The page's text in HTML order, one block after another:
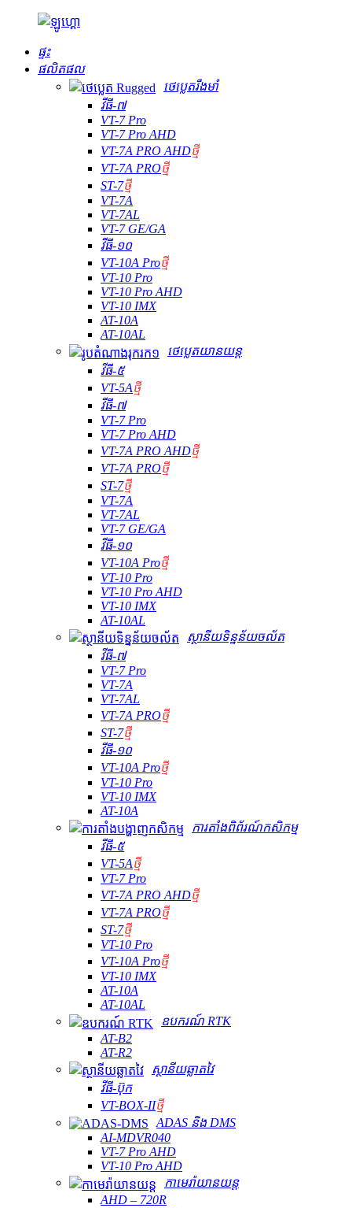
ផ្ទះ
ផលិតផល
ថេប្លេតរឹងមាំ
វីធី-៧
VT-7 Pro
VT-7 Pro AHD
VT-7A PRO AHDថ្មី
VT-7A PROថ្មី
ST-7ថ្មី
VT-7A
VT-7AL
VT-7 GE/GA
វីធី-១០
VT-10A Proថ្មី
VT-10 Pro
VT-10 Pro AHD
VT-10 IMX
AT-10A
AT-10AL
ថេប្លេតយានយន្ត
វីធី-៥
VT-5Aថ្មី
វីធី-៧
VT-7 Pro
VT-7 Pro AHD
VT-7A PRO AHDថ្មី
VT-7A PROថ្មី
ST-7ថ្មី
VT-7A
VT-7AL
VT-7 GE/GA
វីធី-១០
VT-10A Proថ្មី
VT-10 Pro
VT-10 Pro AHD
VT-10 IMX
AT-10AL
ស្ថានីយទិន្នន័យចល័ត
វីធី-៧
VT-7 Pro
VT-7A
VT-7AL
VT-7A PROថ្មី
ST-7ថ្មី
វីធី-១០
VT-10A Proថ្មី
VT-10 Pro
VT-10 IMX
AT-10A
ការតាំងពិព័រណ៍កសិកម្ម
វីធី-៥
VT-5Aថ្មី
VT-7 Pro
VT-7A PRO AHDថ្មី
VT-7A PROថ្មី
ST-7ថ្មី
VT-10 Pro
VT-10A Proថ្មី
VT-10 IMX
AT-10A
AT-10AL
ឧបករណ៍ RTK
AT-B2
AT-R2
ស្ថានីយឆ្លាតវៃ
វីធី-ប៊ុក
VT-BOX-IIថ្មី
ADAS និង DMS
AI-MDVR040
VT-7 Pro AHD
VT-10 Pro AHD
កាមេរ៉ាយានយន្ត
AHD – 720R